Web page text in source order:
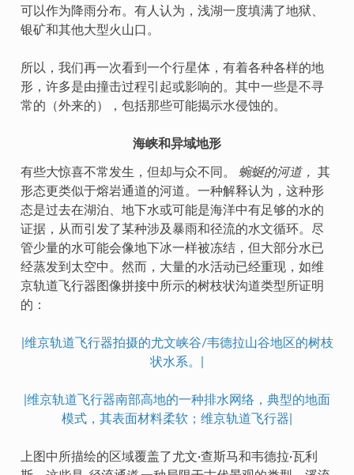
可以作为降雨分布。有人认为，浅湖一度填满了地狱、
银矿和其他大型火山口。
所以，我们再一次看到一个行星体，有着各种各样的地
形，许多是由撞击过程引起或影响的。其中一些是不寻
常的（外来的），包括那些可能揭示水侵蚀的。
海峡和异域地形
有些大惊喜不常发生，但却与众不同。 蜿蜒的河道，
其
形态更类似于熔岩通道的河道。一种解释认为，这种形
态是过去在湖泊、地下水或可能是海洋中有足够的水的
证据，从而引发了某种涉及暴雨和径流的水文循环。尽
管少量的水可能会像地下冰一样被冻结，但大部分水已
经蒸发到太空中。然而，大量的水活动已经重现，如维
京轨道飞行器图像拼接中所示的树枝状沟道类型所证明
的：
|维京轨道飞行器拍摄的尤文峡谷/韦德拉山谷地区的树枝
状水系。|
|维京轨道飞行器南部高地的一种排水网络，典型的地面
模式，其表面材料柔软；维京轨道飞行器|
上图中所描绘的区域覆盖了尤文·查斯马和韦德拉·瓦利